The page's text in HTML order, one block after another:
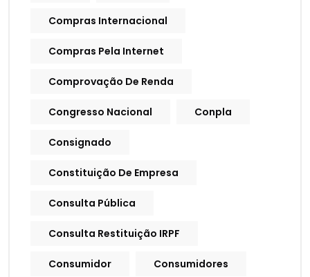
Compras Internacional
Compras Pela Internet
Comprovação De Renda
Congresso Nacional Conpla
Consignado
Constituição De Empresa
Consulta Pública
Consulta Restituição IRPF
Consumidor Consumidores